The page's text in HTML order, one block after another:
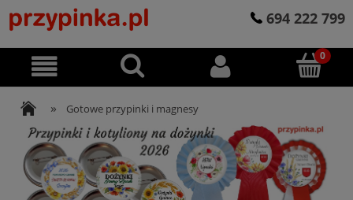
694 222 799
» Gotowe przypinki i magnesy